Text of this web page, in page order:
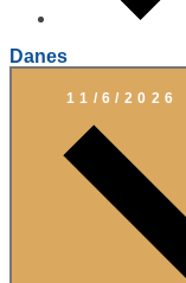
Danes
11/6/2026